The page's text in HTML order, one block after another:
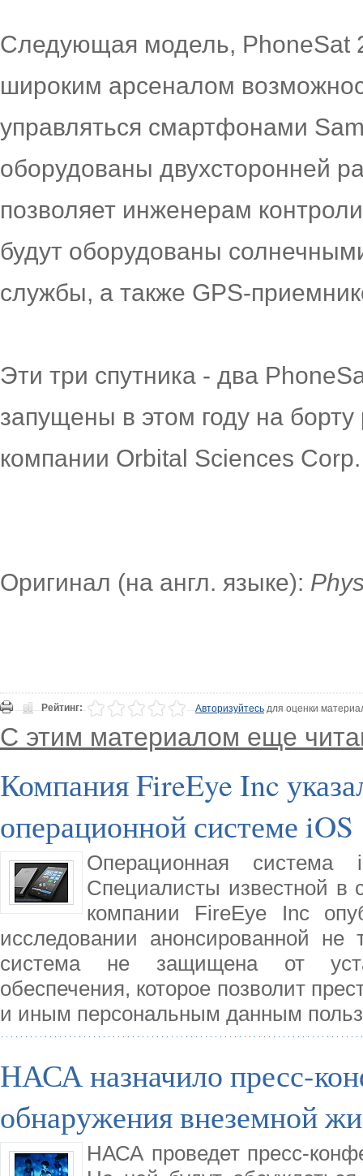
Следующая модель, PhoneSat
широким арсеналом
управляться смартфонами
оборудованы двухсторонней
позволяет инженерам
будут оборудованы
службы, а также GPS-
Эти три спутника - два
запущены в этом году на
компании Orbital Sciences Corp.
Оригинал (на англ. языке):
Рейтинг: Авторизуйтесьдля оценки
С этим материалом еще
Компания FireEye Inc
операционной системе iOS
Операционная система
Специалисты известной в
компании FireEye Inc
исследовании анонсированной
система не защищена от
обеспечения, которое позволит
и иным персональным данным
НАСА назначило пресс-
обнаружения внеземной
НАСА проведет пресс-